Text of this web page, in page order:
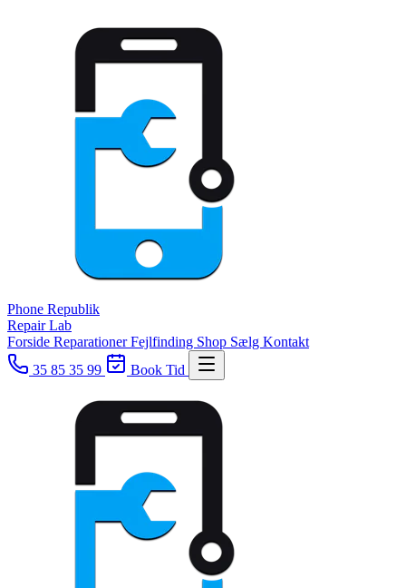
Phone Republik
Repair Lab
Forside ReparationerFejlfinding Shop Sælg Kontakt
35 85 35 99
Book Tid